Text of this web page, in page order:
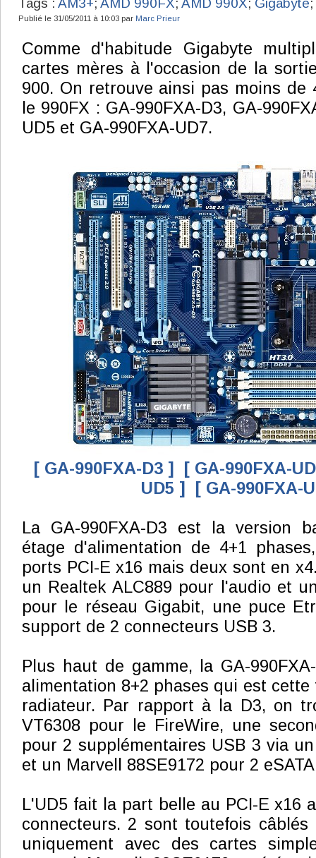
Tags : AM3+; AMD 990FX; AMD 990X; Gigabyte;
Publié le 31/05/2011 à 10:03 par Marc Prieur
Comme d'habitude Gigabyte
cartes mères à l'occasion de la
900. On retrouve ainsi pas moins de
le 990FX : GA-990FXA-D3, GA-
UD5 et GA-990FXA-UD7.
[ GA-990FXA-D3 ]
[ GA-990FXA-
UD5 ]
[ GA-990FXA-
La GA-990FXA-D3 est la version
étage d'alimentation de 4+1
ports PCI-E x16 mais deux sont en
un Realtek ALC889 pour l'audio et
pour le réseau Gigabit, une puce
support de 2 connecteurs USB 3.
Plus haut de gamme, la GA-
alimentation 8+2 phases qui est
radiateur. Par rapport à la D3, on
VT6308 pour le FireWire, une
pour 2 supplémentaires USB 3 via
et un Marvell 88SE9172 pour 2
L'UD5 fait la part belle au PCI-E x16
connecteurs. 2 sont toutefois
uniquement avec des cartes